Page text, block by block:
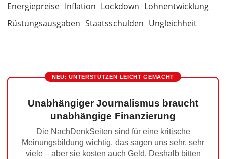
Energiepreise Inflation Lockdown Lohnentwicklung
Rüstungsausgaben Staatsschulden Ungleichheit
NEU: UNTERSTÜTZEN LEICHT GEMACHT
Unabhängiger Journalismus braucht
unabhängige Finanzierung
Die NachDenkSeiten sind für eine kritische
Meinungsbildung wichtig, das sagen uns sehr, sehr
viele – aber sie kosten auch Geld. Deshalb bitten